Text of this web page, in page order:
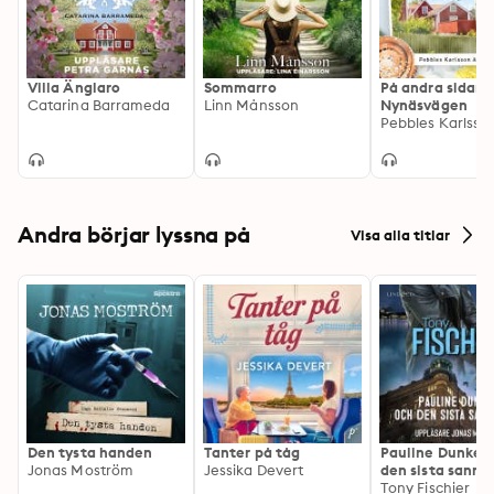
Villa Änglaro
Catarina Barrameda
Sommarro
Linn Månsson
På andra sidan
Nynäsvägen
Andra börjar lyssna på Visa alla titlar
Den tysta handen
Jonas Moström
Tanter på tåg
Jessika Devert
Pauline Dunker
den sista
Tony Fischier